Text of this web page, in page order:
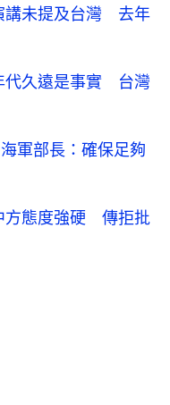
講未提及台灣 去年
代久遠是事實 台灣
軍部長：確保足夠
方態度強硬 傳拒批